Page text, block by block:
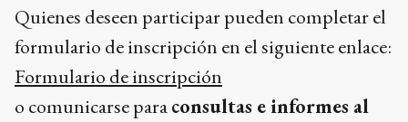
Quienes deseen participar pueden completar el
formulario de inscripción en el siguiente enlace:
Formulario de inscripción
o comunicarse paraconsultas e informes al